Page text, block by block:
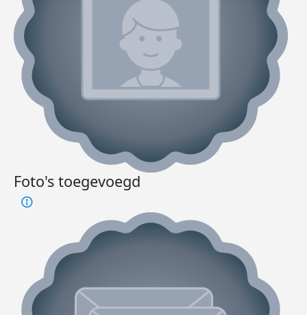
Foto's toegevoegd